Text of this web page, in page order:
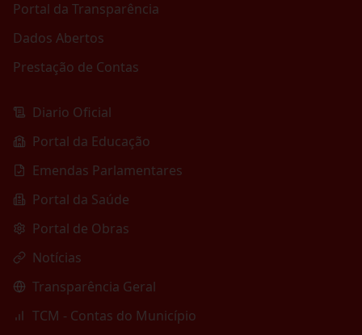
Portal da Transparência
Dados Abertos
Prestação de Contas
Diario Oficial
Portal da Educação
Emendas Parlamentares
Portal da Saúde
Portal de Obras
Notícias
Transparência Geral
TCM - Contas do Município